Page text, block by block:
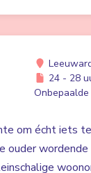
24 - 28
Onbepaalde
om écht iets
ouder